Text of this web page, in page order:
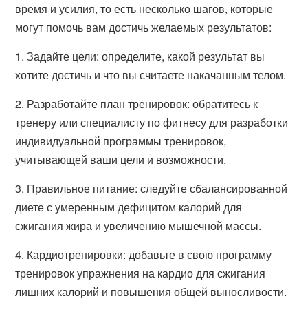
время и усилия, то есть несколько шагов, которые
могут помочь вам достичь желаемых результатов:
1. Задайте цели: определите, какой результат вы
хотите достичь и что вы считаете накачанным телом.
2. Разработайте план тренировок: обратитесь к
тренеру или специалисту по фитнесу для разработки
индивидуальной программы тренировок,
учитывающей ваши цели и возможности.
3. Правильное питание: следуйте сбалансированной
диете с умеренным дефицитом калорий для
сжигания жира и увеличению мышечной массы.
4. Кардиотренировки: добавьте в свою программу
тренировок упражнения на кардио для сжигания
лишних калорий и повышения общей выносливости.